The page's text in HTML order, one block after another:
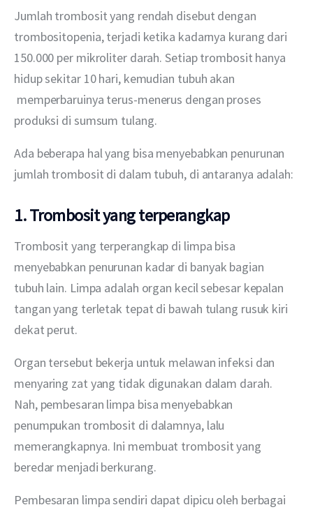
Jumlah trombosit yang rendah disebut dengan
trombositopenia, terjadi ketika kadarnya kurang dari
150.000 per mikroliter darah. Setiap trombosit hanya
hidup sekitar 10 hari, kemudian tubuh akan
memperbaruinya terus-menerus dengan proses
produksi di sumsum tulang.
Ada beberapa hal yang bisa menyebabkan penurunan
jumlah trombosit di dalam tubuh, di antaranya adalah:
1. Trombosit yang terperangkap
Trombosit yang terperangkap di limpa bisa
menyebabkan penurunan kadar di banyak bagian
tubuh lain. Limpa adalah organ kecil sebesar kepalan
tangan yang terletak tepat di bawah tulang rusuk kiri
dekat perut.
Organ tersebut bekerja untuk melawan infeksi dan
menyaring zat yang tidak digunakan dalam darah.
Nah, pembesaran limpa bisa menyebabkan
penumpukan trombosit di dalamnya, lalu
memerangkapnya. Ini membuat trombosit yang
beredar menjadi berkurang.
Pembesaran limpa sendiri dapat dipicu oleh berbagai